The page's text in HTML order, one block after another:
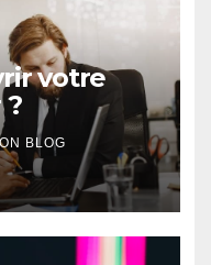
votre
BLOG